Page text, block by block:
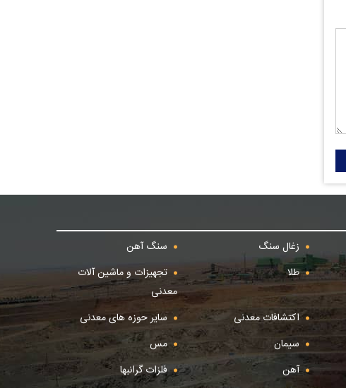
زغال سنگ
سنگ آهن
طلا
تجهیزات و ماشین آلات
معدنی
اکتشافات معدنی
سایر حوزه های معدنی
سیمان
مس
آهن فلزات گرانبها